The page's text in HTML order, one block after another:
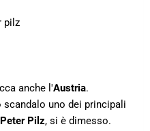
anche l'Austria.
uno dei principali
Peter Pilz, si è dimesso.